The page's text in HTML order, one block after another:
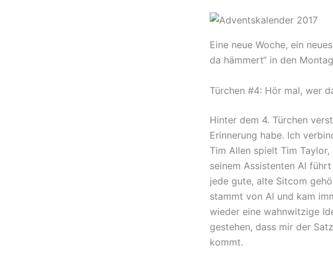
Eine neue Woche, ein
da hämmert“ in den
Türchen #4: Hör mal, wer
Hinter dem 4. Türchen
Erinnerung habe. Ich
Tim Allen spielt Tim
seinem Assistenten Al
jede gute, alte Sitcom
stammt von Al und kam
wieder eine wahnwitzige
gestehen, dass mir der
kommt.